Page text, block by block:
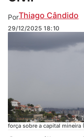
PorThiago Cândido
29/12/2025 18:10
De acordo com a previsão,
força sobre a capital mineira